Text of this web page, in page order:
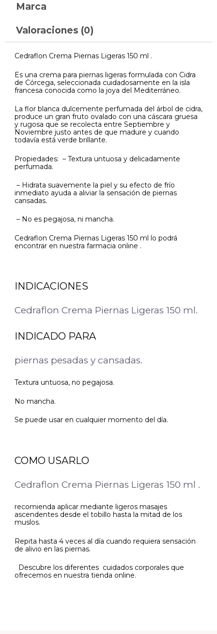
Marca
Valoraciones (0)
Cedraflon Crema Piernas Ligeras 150 ml .
Es una crema para piernas ligeras formulada con Cidra
de Córcega, seleccionada cuidadosamente en la isla
francesa conocida como la joya del Mediterráneo.
La flor blanca dulcemente perfumada del árbol de cidra,
produce un gran fruto ovalado con una cáscara gruesa
y rugosa que se recolecta entre Septiembre y
Noviembre justo antes de que madure y cuando
todavía está verde brillante.
Propiedades: – Textura untuosa y delicadamente
perfumada.
– Hidrata suavemente la piel y su efecto de frío
inmediato ayuda a aliviar la sensación de piernas
cansadas.
– No es pegajosa, ni mancha.
Cedraflon Crema Piernas Ligeras 150 ml lo podrá
encontrar en nuestra farmacia online .
INDICACIONES
Cedraflon Crema Piernas Ligeras 150 ml.
INDICADO PARA
piernas pesadas y cansadas.
Textura untuosa, no pegajosa.
No mancha.
Se puede usar en cualquier momento del día.
COMO USARLO
Cedraflon Crema Piernas Ligeras 150 ml .
recomienda aplicar mediante ligeros masajes
ascendentes desde el tobillo hasta la mitad de los
muslos.
Repita hasta 4 veces al día cuando requiera sensación
de alivio en las piernas.
Descubre los diferentes cuidados corporales que
ofrecemos en nuestra tienda online.